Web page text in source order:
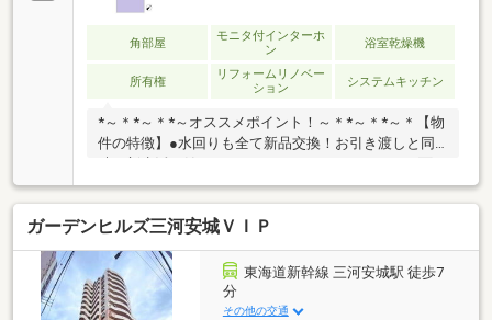
角部屋
モニタ付インターホ
ン
浴室乾燥機
所有権
リフォームリノベー
ション
システムキッチン
*～＊*～＊*～オススメポイント！～＊*～＊*～＊【物
件の特徴】●水回りも全て新品交換！お引き渡しと同
ておりたっぷりの採光が取れ明るく日当たり良好で
す。●各居室収納がありお部屋がスッキリ片付きま
す。●広いルーフバルコニーはお子様のプールなど
様々な利用が可能です。【周辺環境】■JR「三河安
城」駅まで徒歩約11分と通勤通学に便利なエリアで
す。■近隣にはスーパーやドラックストアなど毎日の
生活に便利なお店が多数あります。他にもオススメが
ガーデンヒルズ三河安城ＶＩＰ
東海道新幹線 三河安城駅 徒歩7
分
その他の交通